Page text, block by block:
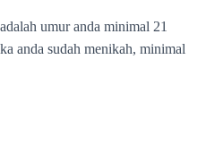
umur anda minimal 21
anda sudah menikah, minimal